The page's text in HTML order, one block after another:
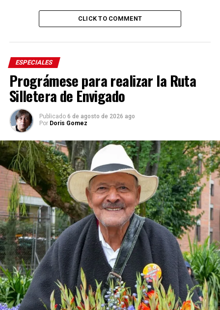
CLICK TO COMMENT
ESPECIALES
Prográmese para realizar la Ruta
Silletera de Envigado
Publicado 6 de agosto de 2026 ago
Por Doris Gomez